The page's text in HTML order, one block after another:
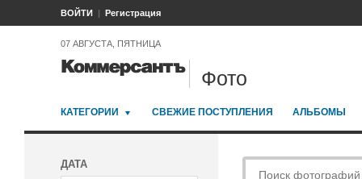
ВОЙТИ Регистрация
07 АВГУСТА, ПЯТНИЦА
Фото
КАТЕГОРИИ СВЕЖИЕ ПОСТУПЛЕНИЯ АЛЬБОМЫ
ДАТА